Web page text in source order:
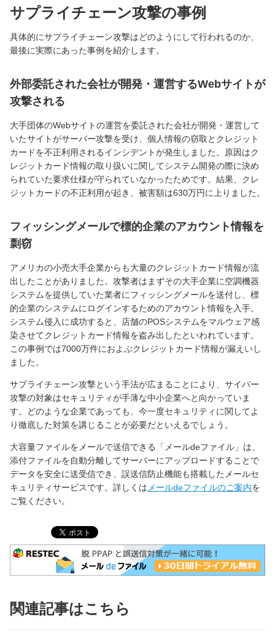
サプライチェーン攻撃の事例
具体的にサプライチェーン攻撃はどのようにして行われるのか、
最後に実際にあった事例を紹介します。
外部委託された会社が開発・運営するWebサイトが
攻撃される
大手団体のWebサイトの運営を委託された会社が開発・運営して
いたサイトがサーバー攻撃を受け、個人情報の窃取とクレジット
カードを不正利用されるインシデントが発生しました。原因はク
レジットカード情報の取り扱いに関してシステム開発の際に決め
られていた要求仕様が守られていなかったためです。結果、クレ
ジットカードの不正利用が起き、被害額は630万円に上りました。
フィッシングメールで標的企業のアカウント情報を
剽窃
アメリカの小売大手企業からも大量のクレジットカード情報が流
出したことがありました。攻撃者はまずその大手企業に空調機器
システムを提供していた業者にフィッシングメールを送付し、標
的企業のシステムにログインするためのアカウント情報を入手。
システム侵入に成功すると、店舗のPOSシステムをマルウェア感
染させてクレジットカード情報を盗み出したといわれています。
この事例では7000万件におよぶクレジットカード情報が漏えいし
ました。
サプライチェーン攻撃という手法が広まることにより、サイバー
攻撃の対象はセキュリティが手薄な中小企業へと向かっていま
す。どのような企業であっても、今一度セキュリティに関してよ
り徹底した対策を講じることが必要だといえるでしょう。
大容量ファイルをメールで送信できる「メールdeファイル」は、
添付ファイルを自動分離してサーバーにアップロードすることで
データを安全に送受信でき、誤送信防止機能も搭載したメールセ
キュリティサービスです。詳しくは メールdeファイルのご案内を
ご覧ください。
関連記事はこちら